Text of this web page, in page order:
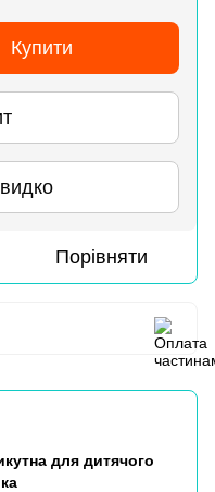
Купити
Порівняти
для дитячого